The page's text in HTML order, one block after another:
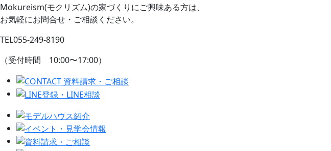
Mokureism(モクリズム)の家づくりにご興味ある方は、
お気軽にお問合せ・ご相談ください。
TEL055-249-8190
（受付時間 10:00〜17:00）